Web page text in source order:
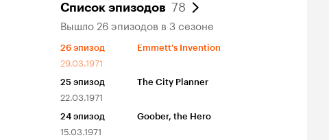
Список эпизодов 78
Вышло 26 эпизодов в 3 сезоне
26 эпизод
29.03.1971
Emmett's Invention
25 эпизод
22.03.1971
The City Planner
24 эпизод
15.03.1971
Goober, the Hero